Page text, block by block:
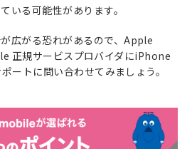
いる可能性があります。
広がる恐れがあるので、Apple
正規サービスプロバイダにiPhone
ートに問い合わせてみましょう。